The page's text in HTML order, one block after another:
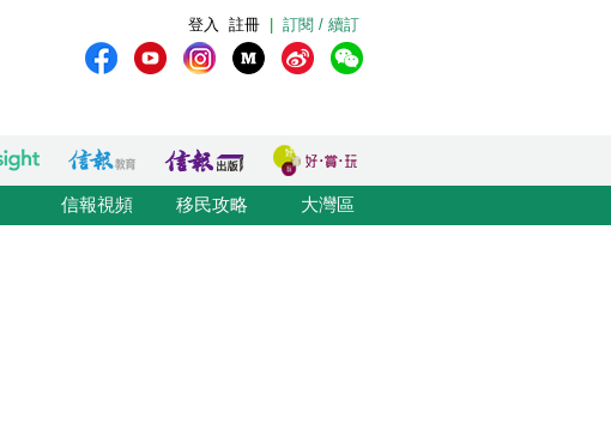
訂閱 / 續訂
註冊
登入
信報視頻 移民攻略 大灣區